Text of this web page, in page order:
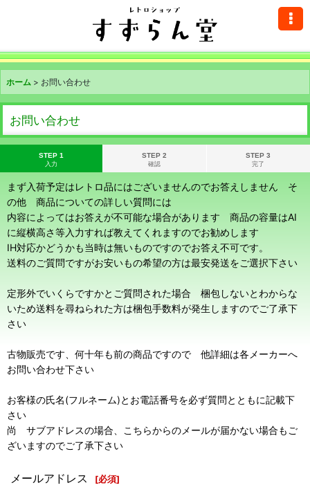
ホーム > お問い合わせ
お問い合わせ
STEP 1
入力
STEP 2
確認
STEP 3
完了
まず入荷予定はレトロ品にはございませんのでお答えしません そ
の他 商品についての詳しい質問には
内容によってはお答えが不可能な場合があります 商品の容量はAI
に縦横高さ等入力すれば教えてくれますのでお勧めします
IH対応かどうかも当時は無いものですのでお答え不可です。
送料のご質問ですがお安いもの希望の方は最安発送をご選択下さい
定形外でいくらですかとご質問された場合 梱包しないとわからな
いため送料を尋ねられた方は梱包手数料が発生しますのでご了承下
さい
古物販売です、何十年も前の商品ですので 他詳細は各メーカーへ
お問い合わせ下さい
お客様の氏名(フルネーム)とお電話番号を必ず質問とともに記載下
さい
尚 サブアドレスの場合、こちらからのメールが届かない場合もご
ざいますのでご了承下さい
メールアドレス [必須]